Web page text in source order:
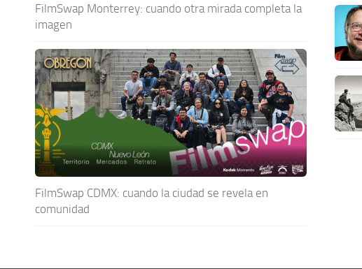
FilmSwap Monterrey: cuando otra mirada completa la
imagen
FilmSwap CDMX: cuando la ciudad se revela en
comunidad